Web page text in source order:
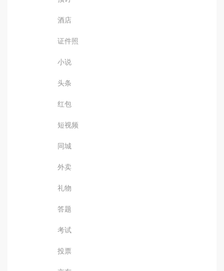
酒店
证件照
小说
头条
红包
短视频
同城
外卖
礼物
答题
考试
投票